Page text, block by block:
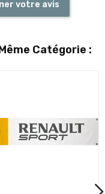
votre avis
Catégorie :